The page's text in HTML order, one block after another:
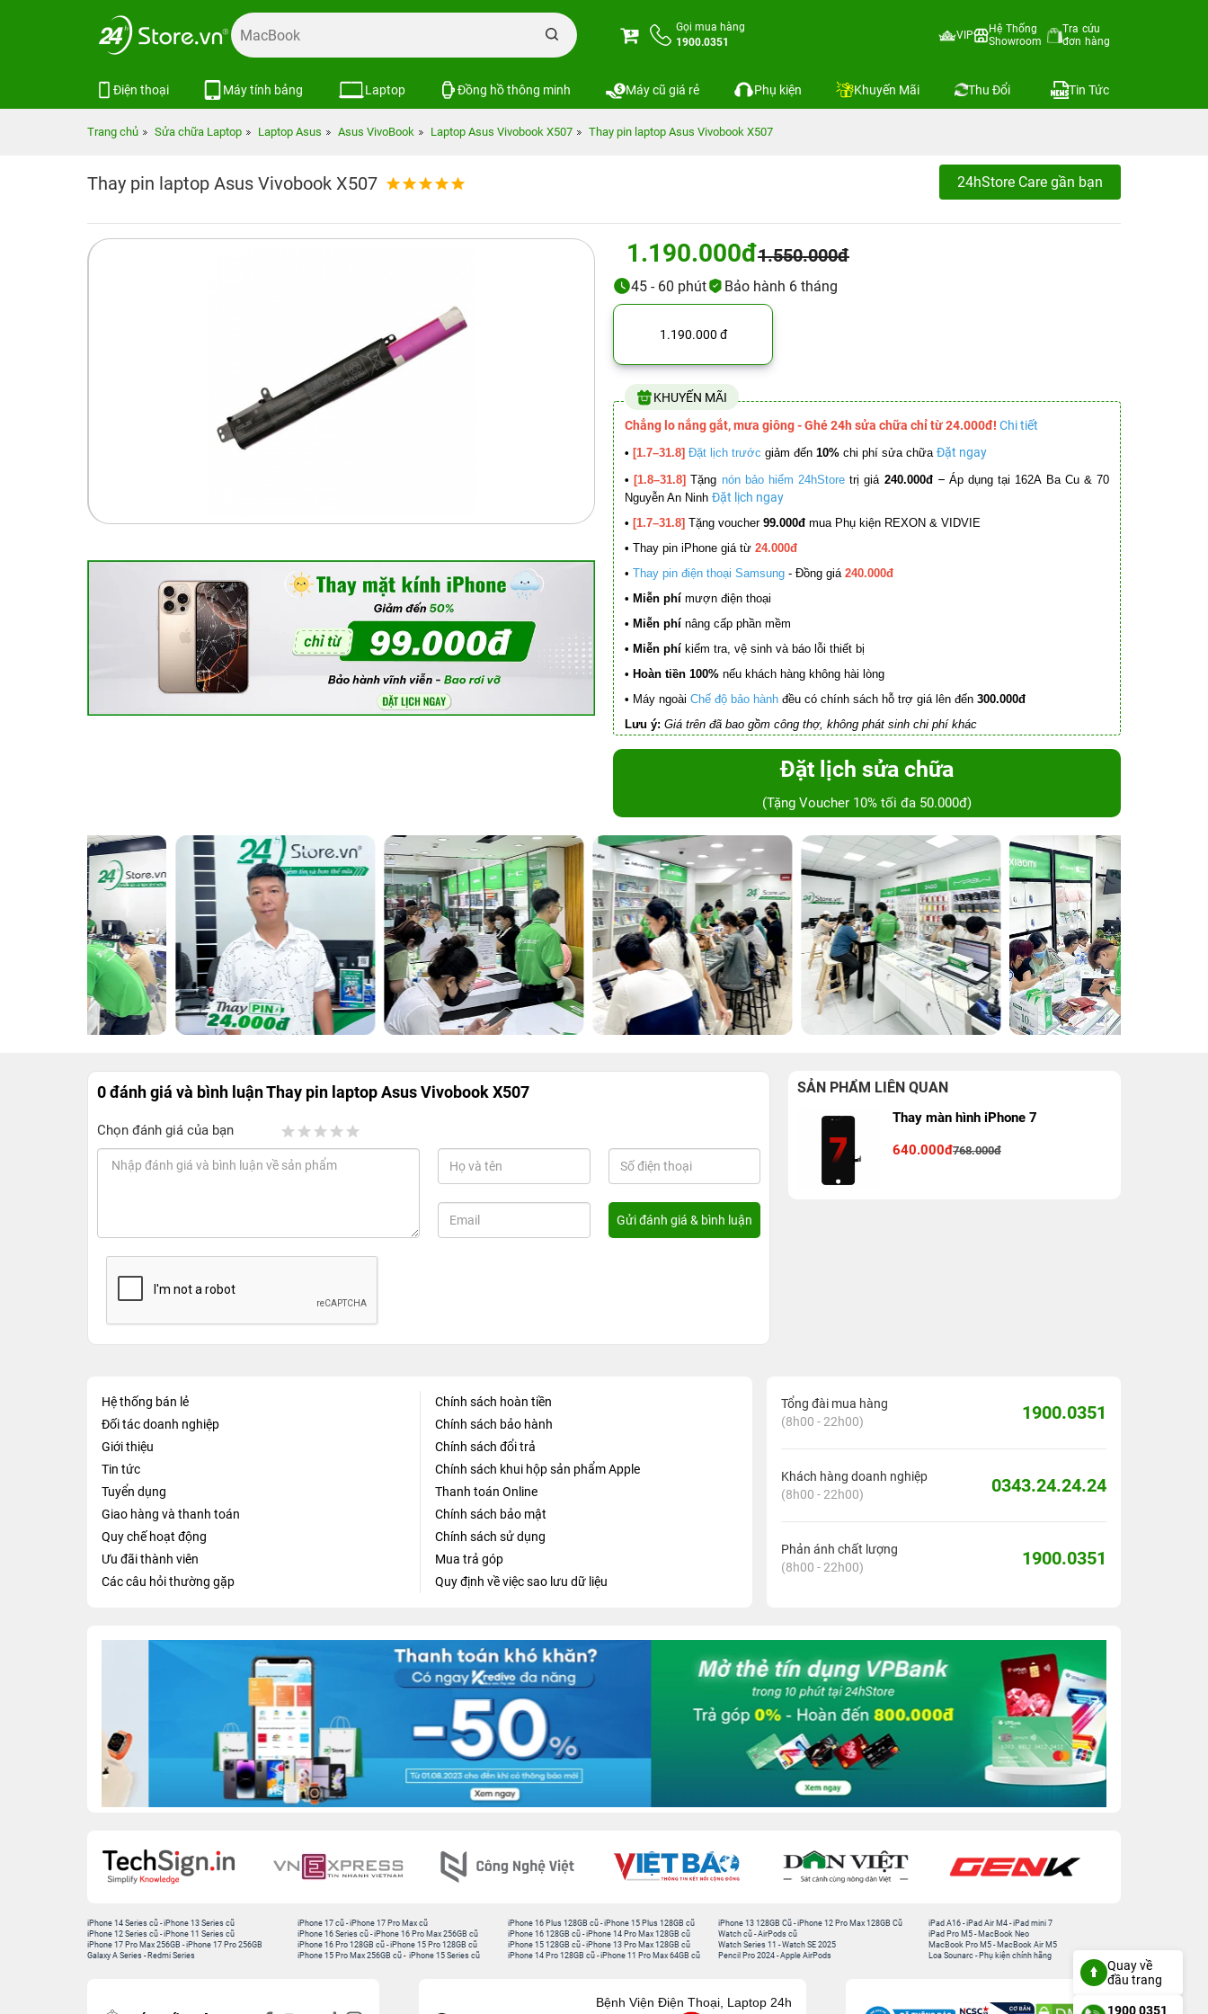
Gọi mua hàng
1900.0351
VIP
Hệ Thống
Showroom
Tra cứu
đơn hàng
Điện thoại Máy tính bảng Laptop Đồng hồ thông minh Máy cũ giá rẻ Phụ kiện Khuyến Mãi Thu Đổi Tin Tức
Trang chủ Sửa chữa Laptop Laptop Asus Asus VivoBook Laptop Asus Vivobook X507 Thay pin laptop Asus Vivobook X507
Thay pin laptop Asus Vivobook X507 24hStore Care gần bạn
1.190.000đ1.550.000đ
45 - 60 phút Bảo hành 6 tháng
1.190.000 đ
KHUYẾN MÃI
Chẳng lo nắng gắt, mưa giông - Ghé 24h sửa chữa chỉ từ 24.000đ! Chi tiết
• [1.7–31.8] Đặt lịch trước giảm đến 10% chi phí sửa chữa Đặt ngay
• [1.8–31.8] Tặng nón bảo hiểm 24hStore trị giá 240.000đ – Áp dụng tại 162A Ba Cu & 70
Nguyễn An Ninh Đặt lịch ngay
• [1.7–31.8] Tặng voucher 99.000đ mua Phụ kiện REXON & VIDVIE
• Thay pin iPhone giá từ 24.000đ
• Thay pin điện thoại Samsung - Đồng giá 240.000đ
• Miễn phí mượn điện thoại
• Miễn phí nâng cấp phần mềm
• Miễn phí kiểm tra, vệ sinh và báo lỗi thiết bị
• Hoàn tiền 100% nếu khách hàng không hài lòng
• Máy ngoài Chế độ bảo hành đều có chính sách hỗ trợ giá lên đến 300.000đ
Lưu ý: Giá trên đã bao gồm công thợ, không phát sinh chi phí khác
Đặt lịch sửa chữa
(Tặng Voucher 10% tối đa 50.000đ)
0 đánh giá và bình luậnThay pin laptop Asus Vivobook X507
Chọn đánh giá của bạn
SẢN PHẨM LIÊN QUAN
Thay màn hình iPhone 7
640.000đ768.000đ
Hệ thống bán lẻ
Đối tác doanh nghiệp
Giới thiệu
Tin tức
Tuyển dụng
Giao hàng và thanh toán
Quy chế hoạt động
Ưu đãi thành viên
Các câu hỏi thường gặp
Chính sách hoàn tiền
Chính sách bảo hành
Chính sách đổi trả
Chính sách khui hộp sản phẩm Apple
Thanh toán Online
Chính sách bảo mật
Chính sách sử dụng
Mua trả góp
Quy định về việc sao lưu dữ liệu
Tổng đài mua hàng
(8h00 - 22h00)
1900.0351
Khách hàng doanh nghiệp
(8h00 - 22h00)
0343.24.24.24
Phản ánh chất lượng
(8h00 - 22h00)
1900.0351
iPhone 14 Series cũ -iPhone 13 Series cũ
iPhone 12 Series cũ -iPhone 11 Series cũ
iPhone 17 Pro Max 256GB -iPhone 17 Pro 256GB
Galaxy A Series - Redmi Series
iPhone 17 cũ -iPhone 17 Pro Max cũ
iPhone 16 Series cũ - iPhone 16 Pro Max 256GB cũ
iPhone 16 Pro 128GB cũ -iPhone 15 Pro 128GB cũ
iPhone 15 Pro Max 256GB cũ - iPhone 15 Series cũ
iPhone 16 Plus 128GB cũ -iPhone 15 Plus 128GB cũ
iPhone 16 128GB cũ -iPhone 14 Pro Max 128GB cũ
iPhone 15 128GB cũ -iPhone 13 Pro Max 128GB cũ
iPhone 14 Pro 128GB cũ -iPhone 11 Pro Max 64GB cũ
iPhone 13 128GB Cũ -iPhone 12 Pro Max 128GB Cũ
Watch cũ -AirPods cũ
Watch Series 11 -Watch SE 2025
Pencil Pro 2024 -Apple AirPods
iPad A16 -iPad Air M4 -iPad mini 7
iPad Pro M5 - MacBook Neo
MacBook Pro M5 - MacBook Air M5
Loa Sounarc - Phụ kiện chính hãng
Bệnh Viện Điện Thoại, Laptop 24h
Quay về
đầu trang
1900 0351